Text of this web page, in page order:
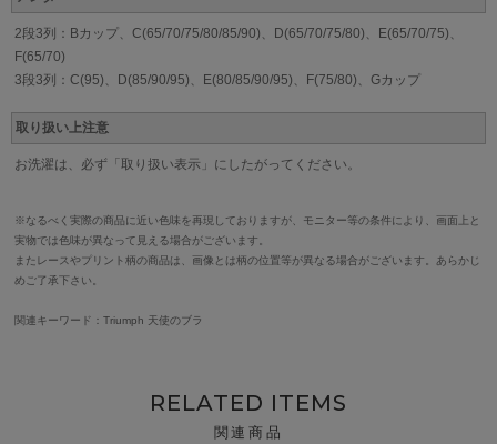
2段3列：Bカップ、C(65/70/75/80/85/90)、D(65/70/75/80)、E(65/70/75)、
F(65/70)
3段3列：C(95)、D(85/90/95)、E(80/85/90/95)、F(75/80)、Gカップ
取り扱い上注意
お洗濯は、必ず「取り扱い表示」にしたがってください。
※なるべく実際の商品に近い色味を再現しておりますが、モニター等の条件により、画面上と
実物では色味が異なって見える場合がございます。
またレースやプリント柄の商品は、画像とは柄の位置等が異なる場合がございます。あらかじ
めご了承下さい。
関連キーワード：Triumph 天使のブラ
RELATED ITEMS
関連商品